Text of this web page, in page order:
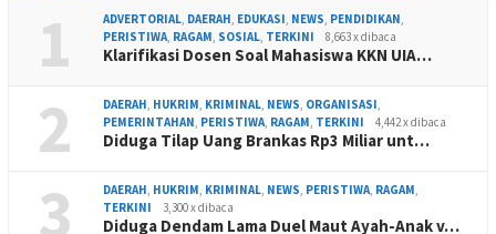
1 ADVERTORIAL, DAERAH, EDUKASI, NEWS, PENDIDIKAN,
PERISTIWA, RAGAM, SOSIAL, TERKINI 8,663 x dibaca
Klarifikasi Dosen Soal Mahasiswa KKN UIA…
2 DAERAH, HUKRIM, KRIMINAL, NEWS, ORGANISASI,
PEMERINTAHAN, PERISTIWA, RAGAM, TERKINI 4,442 x dibaca
Diduga Tilap Uang Brankas Rp3 Miliar unt…
3 DAERAH, HUKRIM, KRIMINAL, NEWS, PERISTIWA, RAGAM,
TERKINI
3,300 x dibaca
Diduga Dendam Lama Duel Maut Ayah-Anak v…